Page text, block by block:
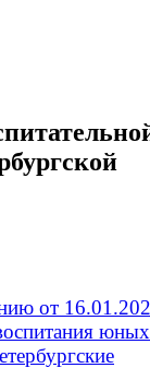
от
юных